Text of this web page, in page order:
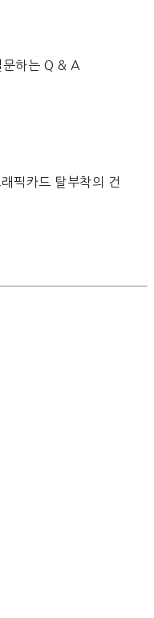
하는 Q & A
픽카드 탈부착의 건